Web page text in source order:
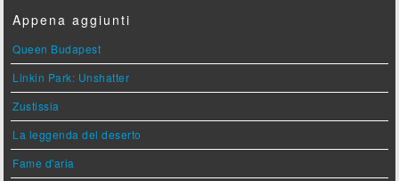
Appena aggiunti
Queen Budapest
Linkin Park: Unshatter
Zustissia
La leggenda del deserto
Fame d'aria